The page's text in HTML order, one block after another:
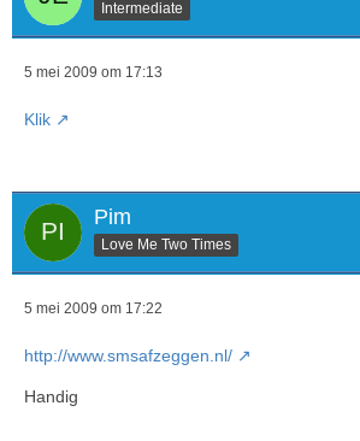
Intermediate
5 mei 2009 om 17:13
Klik
Pim
Love Me Two Times
5 mei 2009 om 17:22
http://www.smsafzeggen.nl/
Handig